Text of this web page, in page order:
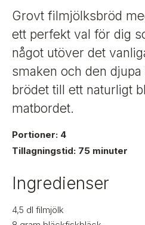
n
k
s
t
i
g
i
d
Grovt filmjölksbröd
ett perfekt val för dig
något utöver det
smaken och den
brödet till ett naturligt
matbordet.
Portioner: 4
Tillagningstid: 75 minuter
Ingredienser
4,5 dl filmjölk